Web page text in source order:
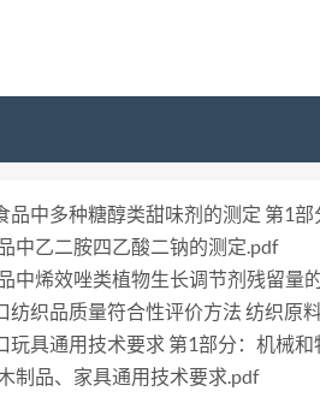
品中多种糖醇类甜味剂的测定 第1
中乙二胺四乙酸二钠的测定.pdf
中烯效唑类植物生长调节剂残留量
纺织品质量符合性评价方法 纺织原
玩具通用技术要求 第1部分：机械
制品、家具通用技术要求.pdf